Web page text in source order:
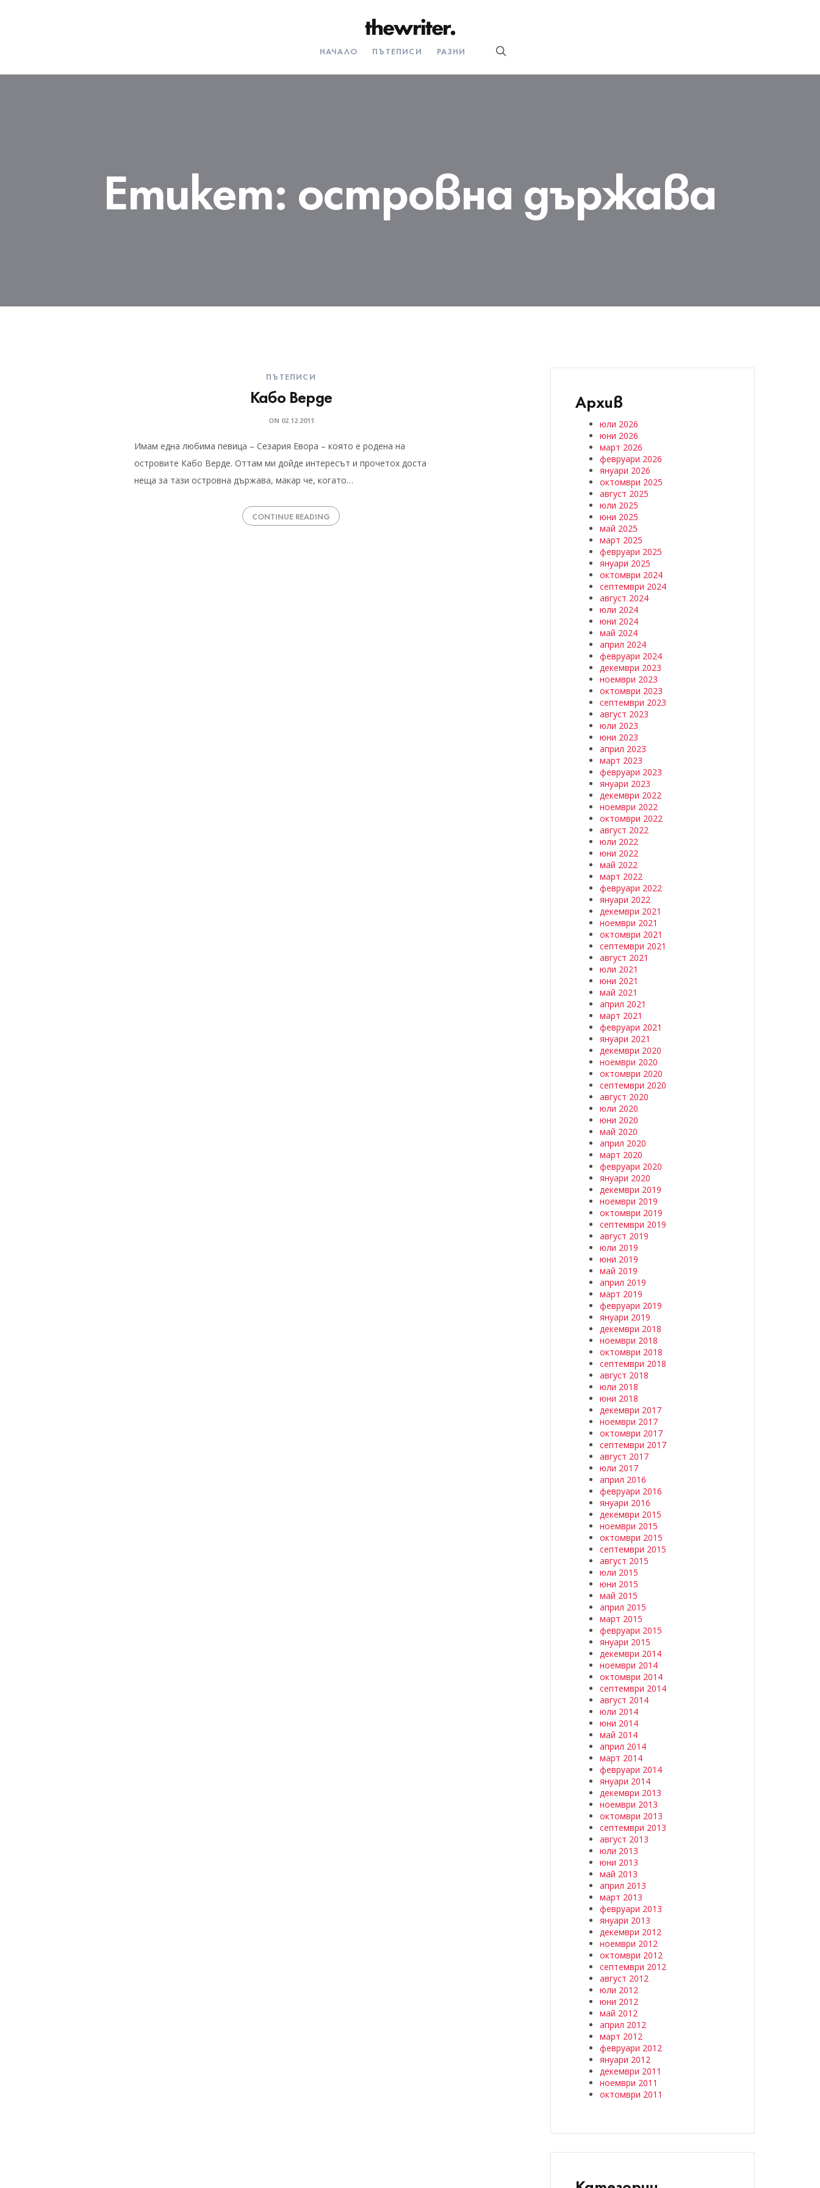
НАЧАЛО ПЪТЕПИСИ РАЗНИ
Етикет:островна държава
ПЪТЕПИСИ
Кабо Верде
ON 02.12.2011
Имам една любима певица – Сезария Евора – която е родена на
островите Кабо Верде. Оттам ми дойде интересът и прочетох доста
неща за тази островна държава, макар че, когато…
CONTINUE READING
Архив
юли 2026
юни 2026
март 2026
февруари 2026
януари 2026
октомври 2025
август 2025
юли 2025
юни 2025
май 2025
март 2025
февруари 2025
януари 2025
октомври 2024
септември 2024
август 2024
юли 2024
юни 2024
май 2024
април 2024
февруари 2024
декември 2023
ноември 2023
октомври 2023
септември 2023
август 2023
юли 2023
юни 2023
април 2023
март 2023
февруари 2023
януари 2023
декември 2022
ноември 2022
октомври 2022
август 2022
юли 2022
юни 2022
май 2022
март 2022
февруари 2022
януари 2022
декември 2021
ноември 2021
октомври 2021
септември 2021
август 2021
юли 2021
юни 2021
май 2021
април 2021
март 2021
февруари 2021
януари 2021
декември 2020
ноември 2020
октомври 2020
септември 2020
август 2020
юли 2020
юни 2020
май 2020
април 2020
март 2020
февруари 2020
януари 2020
декември 2019
ноември 2019
октомври 2019
септември 2019
август 2019
юли 2019
юни 2019
май 2019
април 2019
март 2019
февруари 2019
януари 2019
декември 2018
ноември 2018
октомври 2018
септември 2018
август 2018
юли 2018
юни 2018
декември 2017
ноември 2017
октомври 2017
септември 2017
август 2017
юли 2017
април 2016
февруари 2016
януари 2016
декември 2015
ноември 2015
октомври 2015
септември 2015
август 2015
юли 2015
юни 2015
май 2015
април 2015
март 2015
февруари 2015
януари 2015
декември 2014
ноември 2014
октомври 2014
септември 2014
август 2014
юли 2014
юни 2014
май 2014
април 2014
март 2014
февруари 2014
януари 2014
декември 2013
ноември 2013
октомври 2013
септември 2013
август 2013
юли 2013
юни 2013
май 2013
април 2013
март 2013
февруари 2013
януари 2013
декември 2012
ноември 2012
октомври 2012
септември 2012
август 2012
юли 2012
юни 2012
май 2012
април 2012
март 2012
февруари 2012
януари 2012
декември 2011
ноември 2011
октомври 2011